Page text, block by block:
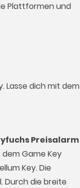
Plattformen und
Lasse dich mit dem
Preisalarm
Game Key
Key. Die
Durch die breite